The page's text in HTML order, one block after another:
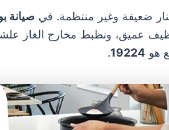
ضعيفة وغير منتظمة. في صيانة
عميق، ونظبط مخارج الغاز
هو 19224
.